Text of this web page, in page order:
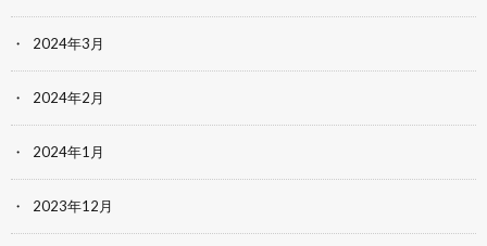
2024年3月
2024年2月
2024年1月
2023年12月